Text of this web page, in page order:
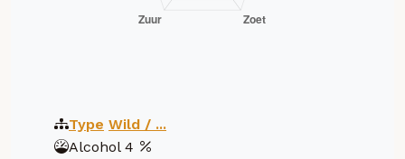
Type Wild / ...
Alcohol 4